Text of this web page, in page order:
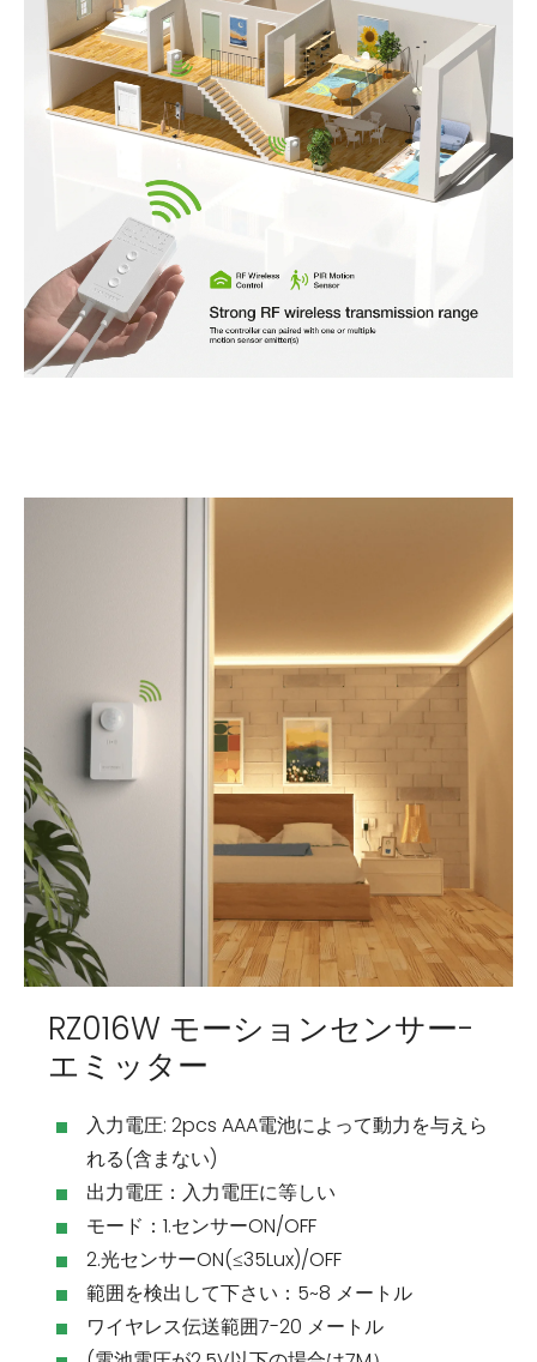
RZ016W モーションセンサー-
エミッター
入力電圧: 2pcs AAA電池によって動力を与えら
れる(含まない)
出力電圧：入力電圧に等しい
モード：1.センサーON/OFF
2.光センサーON(≤35Lux)/OFF
範囲を検出して下さい：5~8 メートル
ワイヤレス伝送範囲7-20 メートル